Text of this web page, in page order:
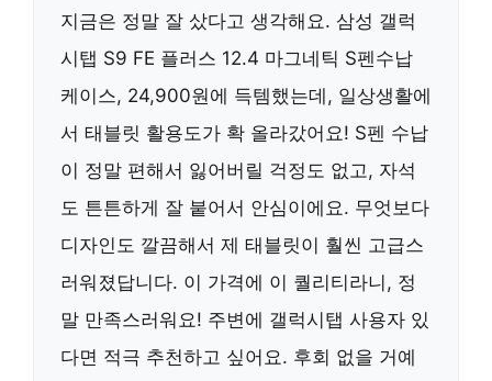
지금은 정말 잘 샀다고 생각해요. 삼성 갤럭
시탭 S9 FE 플러스 12.4 마그네틱 S펜수납
케이스, 24,900원에 득템했는데, 일상생활에
서 태블릿 활용도가 확 올라갔어요! S펜 수납
이 정말 편해서 잃어버릴 걱정도 없고, 자석
도 튼튼하게 잘 붙어서 안심이에요. 무엇보다
디자인도 깔끔해서 제 태블릿이 훨씬 고급스
러워졌답니다. 이 가격에 이 퀄리티라니, 정
말 만족스러워요! 주변에 갤럭시탭 사용자 있
다면 적극 추천하고 싶어요. 후회 없을 거예